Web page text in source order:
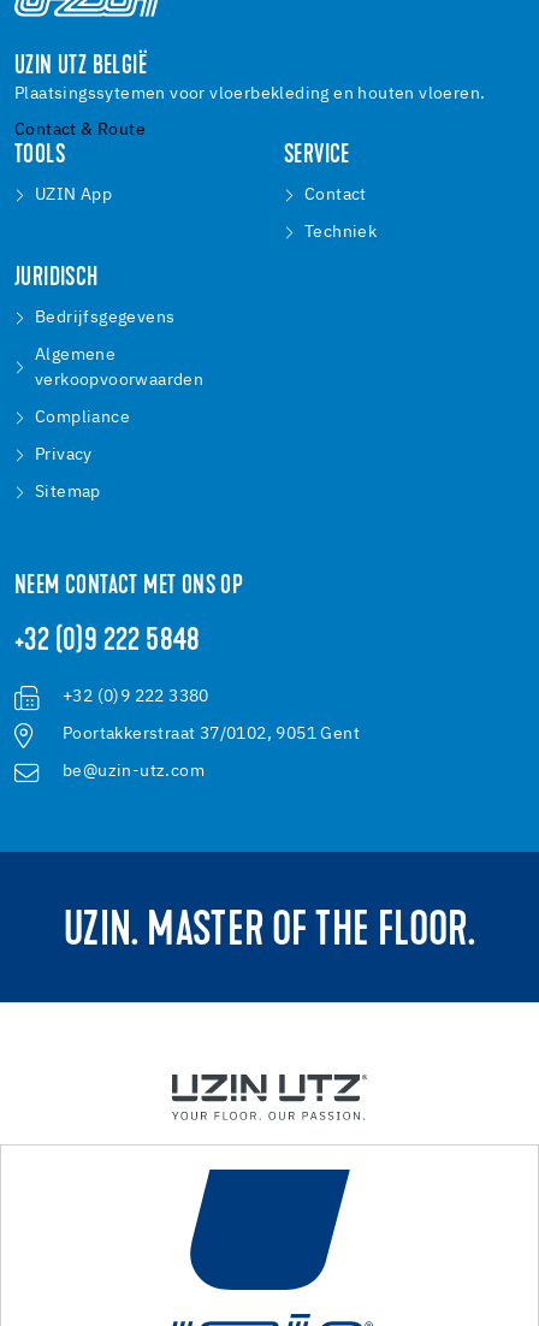
UZIN UTZ BELGIË
Plaatsingssytemen voor vloerbekleding en houten vloeren.
Contact & Route
TOOLS
UZIN App
SERVICE
Contact
Techniek
JURIDISCH
Bedrijfsgegevens
Algemene
verkoopvoorwaarden
Compliance
Privacy
Sitemap
NEEM CONTACT MET ONS OP
+32 (0)9 222 5848
+32 (0)9 222 3380
Poortakkerstraat 37/0102, 9051 Gent
be@uzin-utz.com
UZIN. MASTER OF THE FLOOR.